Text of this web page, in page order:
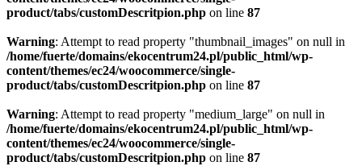
product/tabs/customDescritpion.php on line 87
Warning: Attempt to read property "thumbnail_images" on null in
/home/fuerte/domains/ekocentrum24.pl/public_html/wp-
content/themes/ec24/woocommerce/single-
product/tabs/customDescritpion.php on line 87
Warning: Attempt to read property "medium_large" on null in
/home/fuerte/domains/ekocentrum24.pl/public_html/wp-
content/themes/ec24/woocommerce/single-
product/tabs/customDescritpion.php on line 87